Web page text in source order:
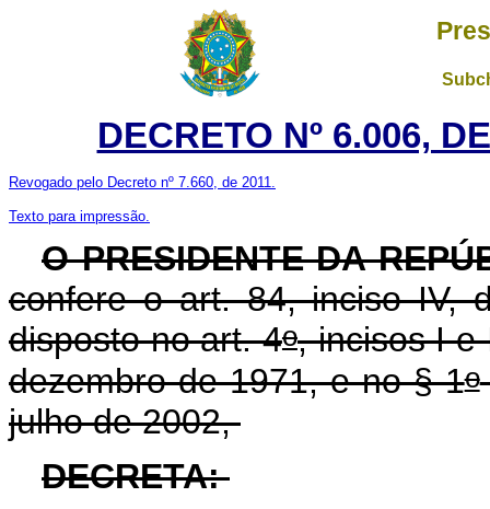
DECRETO Nº 6.006,
Revogado pelo Decreto nº 7.660, de 2011.
Texto para impressão.
O PRESIDENTE DA
confere o art. 84, inciso IV,
disposto no art. 4o, incisos I e
dezembro de 1971, e no § 1o
julho de 2002,
DECRETA: